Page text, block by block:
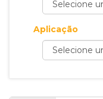
Aplicação